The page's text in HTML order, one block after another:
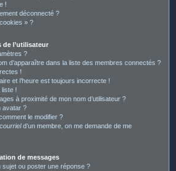
!
déconnecté ?
» ?
de l’utilisateur
?
d’apparaître dans la liste des membres connectés ?
!
et l’heure est toujours incorrecte !
liste !
à proximité de mon nom d’utilisateur ?
avatar ?
le modifier ?
courrield’un membre, on me demande de me
de messages
ou poster une réponse ?